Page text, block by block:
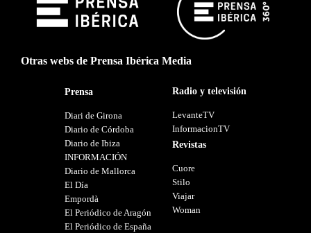
Otras webs de Prensa Ibérica Media
Prensa
Diari de Girona
Diario de Córdoba
Diario de Ibiza
INFORMACIÓN
Diario de Mallorca
El Día
Empordà
El Periódico de Aragón
El Periódico de España
Radio y televisión
LevanteTV
InformacionTV
Revistas
Cuore
Stilo
Viajar
Woman